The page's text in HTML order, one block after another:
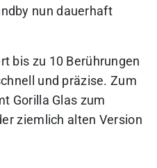
nun dauerhaft
bis zu 10 Berührungen
und präzise. Zum
Gorilla Glas zum
ziemlich alten Version